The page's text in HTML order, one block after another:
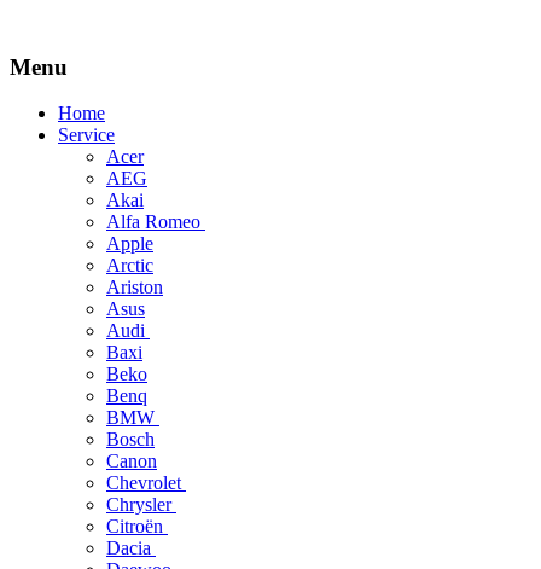
Menu
Skip
Home
Service
Acer
AEG
Akai
Alfa Romeo
Apple
Arctic
Ariston
Asus
Audi
Baxi
Beko
Benq
BMW
Bosch
Canon
Chevrolet
Chrysler
Citroën
Dacia